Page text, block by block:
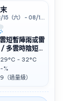
08/15（六） - 08/16（日）
短暫陣雨或雷
多雲時陰短暫
雨或雷雨
29°C - 32°C
-%
9（過量級）